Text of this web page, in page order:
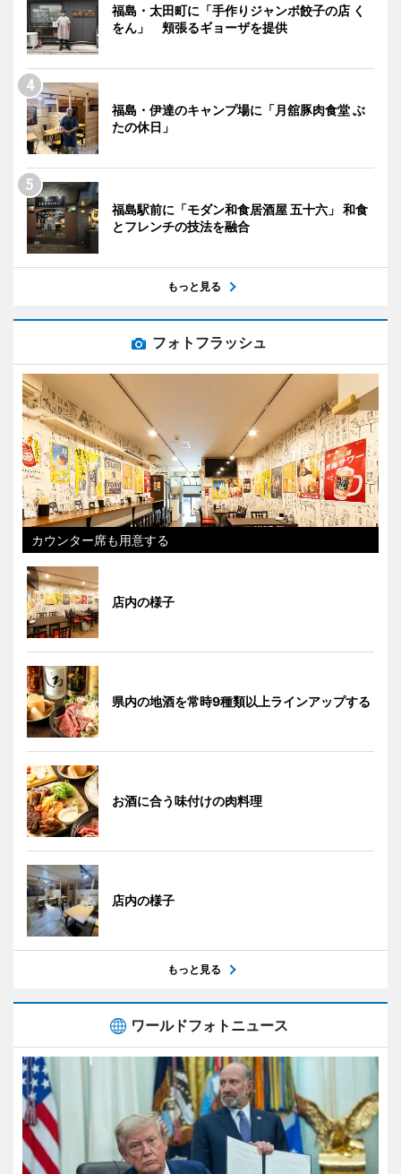
福島・太田町に「手作りジャンボ餃子の店 く
をん」 頬張るギョーザを提供
福島・伊達のキャンプ場に「月舘豚肉食堂 ぶ
たの休日」
福島駅前に「モダン和食居酒屋 五十六」 和食
とフレンチの技法を融合
もっと見る
フォトフラッシュ
カウンター席も用意する
店内の様子
県内の地酒を常時9種類以上ラインアップする
お酒に合う味付けの肉料理
店内の様子
もっと見る
ワールドフォトニュース